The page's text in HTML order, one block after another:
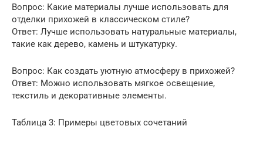
Вопрос: Какие материалы лучше использовать для
отделки прихожей в классическом стиле?
Ответ: Лучше использовать натуральные материалы,
такие как дерево, камень и штукатурку.
Вопрос: Как создать уютную атмосферу в прихожей?
Ответ: Можно использовать мягкое освещение,
текстиль и декоративные элементы.
Таблица 3: Примеры цветовых сочетаний